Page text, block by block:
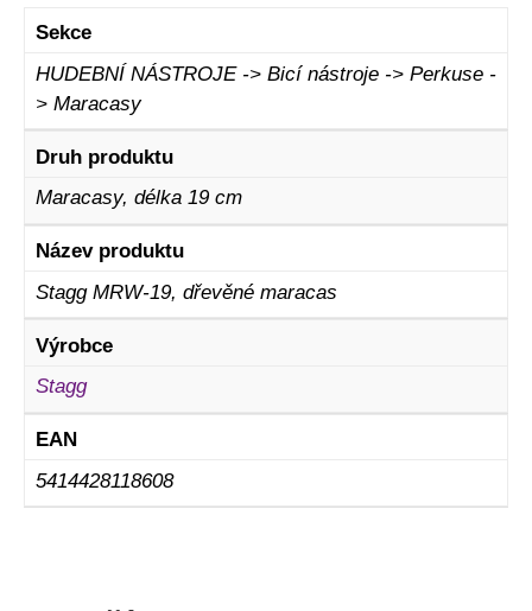
Sekce
HUDEBNÍ NÁSTROJE -> Bicí nástroje -> Perkuse -
> Maracasy
Druh produktu
Maracasy, délka 19 cm
Název produktu
Stagg MRW-19, dřevěné maracas
Výrobce
Stagg
EAN
5414428118608